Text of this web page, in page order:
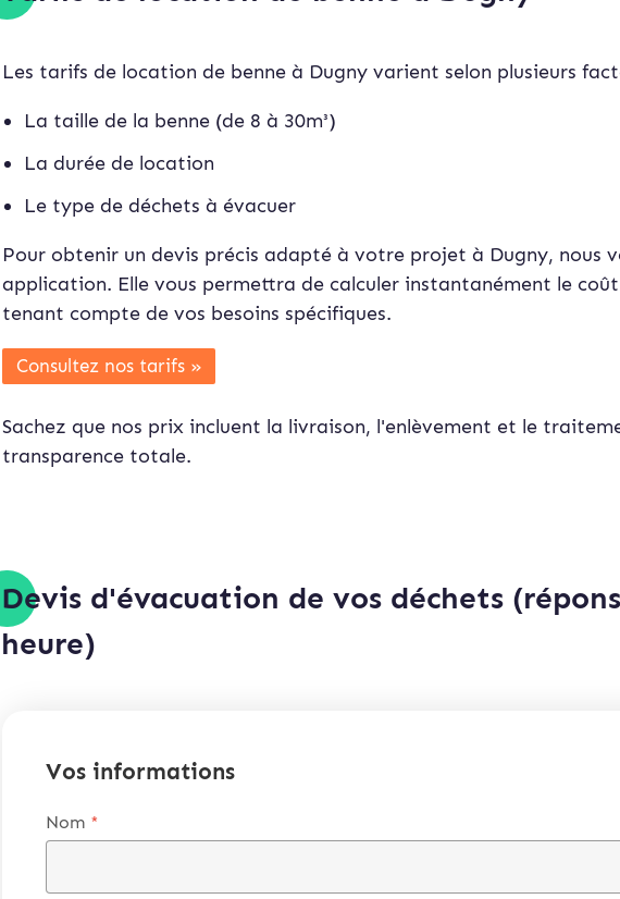
Les tarifs de location de benne à Dugny varient selon plusieurs
La taille de la benne (de 8 à 30m³)
La durée de location
Le type de déchets à évacuer
Pour obtenir un devis précis adapté à votre projet à Dugny, nous
application. Elle vous permettra de calculer instantanément le
tenant compte de vos besoins spécifiques.
Consultez nos tarifs »
Sachez que nos prix incluent la livraison, l'enlèvement et le
transparence totale.
Devis d'évacuation de vos déchets
heure)
Vos informations
Nom *